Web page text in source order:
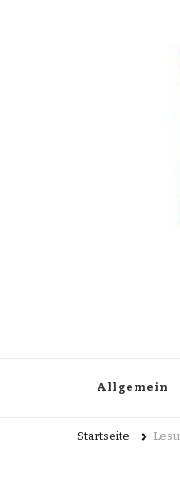
Allgemein
Startseite